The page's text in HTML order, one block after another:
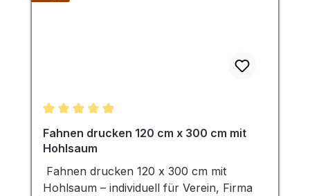
Durchschnittliche Bewertung von 4.96 von 5
Fahnen drucken 120 cm x 300 cm mit
Hohlsaum
Fahnen drucken 120 x 300 cm mit
Hohlsaum – individuell für Verein, Firma